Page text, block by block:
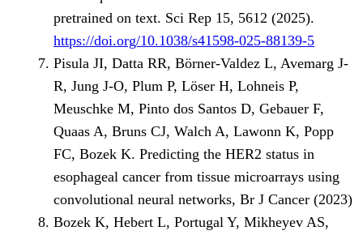
pretrained on text. Sci Rep 15, 5612 (2025).
https://doi.org/10.1038/s41598-025-88139-5
Pisula JI, Datta RR, Börner-Valdez L, Avemarg J-
R, Jung J-O, Plum P, Löser H, Lohneis P,
Meuschke M, Pinto dos Santos D, Gebauer F,
Quaas A, Bruns CJ, Walch A, Lawonn K, Popp
FC, Bozek K. Predicting the HER2 status in
esophageal cancer from tissue microarrays using
convolutional neural networks, Br J Cancer (2023)
Bozek K, Hebert L, Portugal Y, Mikheyev AS,